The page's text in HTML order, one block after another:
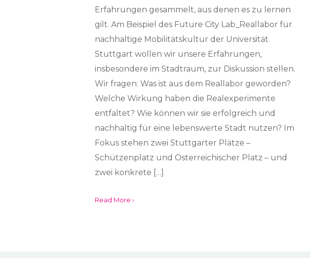
Erfahrungen gesammelt, aus denen es zu lernen
gilt. Am Beispiel des Future City Lab_Reallabor für
nachhaltige Mobilitätskultur der Universität
Stuttgart wollen wir unsere Erfahrungen,
insbesondere im Stadtraum, zur Diskussion stellen.
Wir fragen: Was ist aus dem Reallabor geworden?
Welche Wirkung haben die Realexperimente
entfaltet? Wie können wir sie erfolgreich und
nachhaltig für eine lebenswerte Stadt nutzen? Im
Fokus stehen zwei Stuttgarter Plätze –
Schützenplatz und Österreichischer Platz – und
zwei konkrete […]
Read More ›